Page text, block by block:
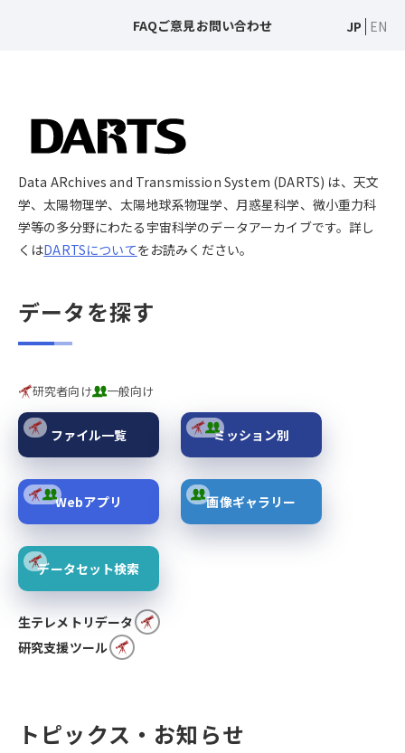
FAQご意見お問い合わせ JP EN
Data ARchives and Transmission System (DARTS) は、天文
学、太陽物理学、太陽地球系物理学、月惑星科学、微小重力科
学等の多分野にわたる宇宙科学のデータアーカイブです。詳し
くはDARTSについてをお読みください。
データを探す
研究者向け 一般向け
ファイル一覧 ミッション別
Webアプリ 画像ギャラリー
データセット検索
生テレメトリデータ
研究支援ツール
トピックス・お知らせ